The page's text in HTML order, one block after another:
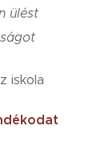
ülést
iskola